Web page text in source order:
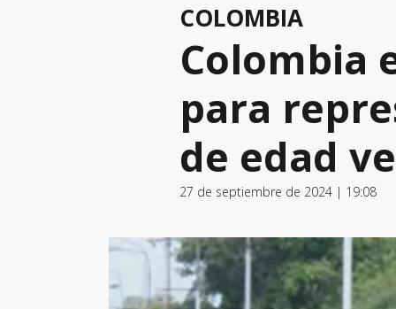
COLOMBIA
Colombia
para
de edad
27 de septiembre de 2024 | 19:08